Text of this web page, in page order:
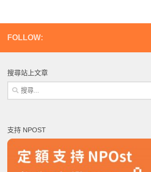
FOLLOW:
搜尋站上文章
搜
尋
字:
支持 NPOST